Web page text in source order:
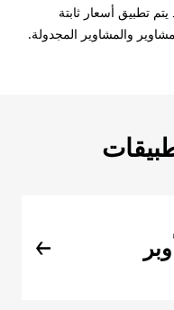
تطبيق أسعار ثابتة
والمشاوير المجدولة.